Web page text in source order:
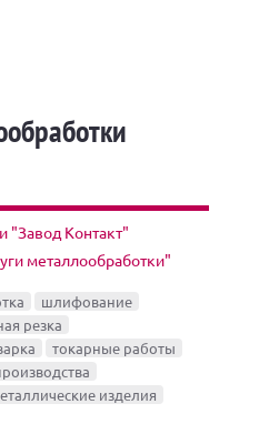
"Завод Контакт"
металлообработки"
шлифование
резка
токарные работы
изделия